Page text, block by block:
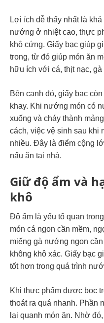
Lợi ích dễ thấy nhất là
nướng ở nhiệt cao, thực
khô cứng. Giấy bạc giúp
trong, từ đó giúp món ăn
hữu ích với cá, thịt nạc, gà
Bên cạnh đó, giấy bạc
khay. Khi nướng món có
xuống và cháy thành
cách, việc vệ sinh sau khi
nhiều. Đây là điểm cộng
nấu ăn tại nhà.
Giữ độ ẩm và
khô
Độ ẩm là yếu tố quan
món cá ngon cần mềm,
miếng gà nướng ngon
không khô xác. Giấy bạc
tốt hơn trong quá trình
Khi thực phẩm được bọc
thoát ra quá nhanh.
lại quanh món ăn. Nhờ